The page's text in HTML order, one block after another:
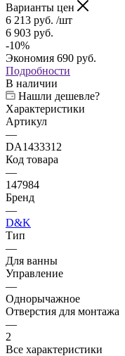
Варианты цен
6 213 руб. /шт
6 903 руб.
-10%
Экономия 690 руб.
Подробности
В наличии
Нашли дешевле?
Характеристики
Артикул
—
DA1433312
Код товара
—
147984
Бренд
—
D&K
Тип
—
Для ванны
Управление
—
Однорычажное
Отверстия для монтажа
—
2
Все характеристики